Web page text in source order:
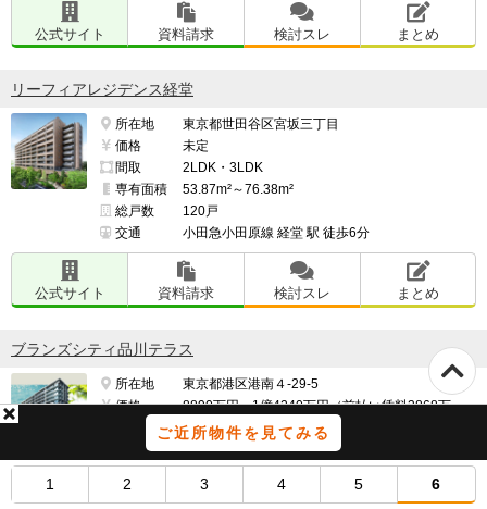
ご近所物件を見てみる
1 2 3 4 5 6
公式サイト 資料請求 検討スレ まとめ
リーフィアレジデンス経堂
所在地
東京都世田谷区宮坂三丁目
価格
未定
間取
2LDK・3LDK
専有面積
53.87m²～76.38m²
総戸数
120戸
交通
小田急小田原線 経堂 駅 徒歩6分
公式サイト 資料請求 検討スレ まとめ
ブランズシティ品川テラス
所在地
東京都港区港南４-29-5
価格
8890万円～1億4240万円（前払い賃料3868万
2404円、建物価格5021万7596円～前払い賃料
4783万1700円、建物価格9456万8300円）
間取
2LDK～4LDK
専有面積
61.67m ～80.57m